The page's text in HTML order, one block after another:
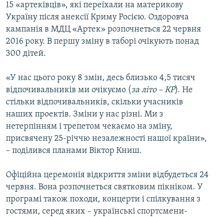
15 «артеківців», які переїхали на материкову
Україну після анексії Криму Росією. Оздоровча
кампанія в МДЦ «Артек» розпочнеться 22 червня
2016 року. В першу зміну в таборі очікують понад
300 дітей.
«У нас цього року 8 змін, десь близько 4,5 тисяч
відпочивальників ми очікуємо (за літо – КР). Не
стільки відпочивальників, скільки учасників
наших проектів. Зміни у нас різні. Ми з
нетерпінням і трепетом чекаємо на зміну,
присвячену 25-річчю незалежності нашої країни»,
– поділився планами Віктор Книш.
Офіційна церемонія відкриття зміни відбудеться 24
червня. Вона розпочнеться святковим пікніком. У
програмі також походи, концерти і спілкування з
гостями, серед яких – українські спортсмени-